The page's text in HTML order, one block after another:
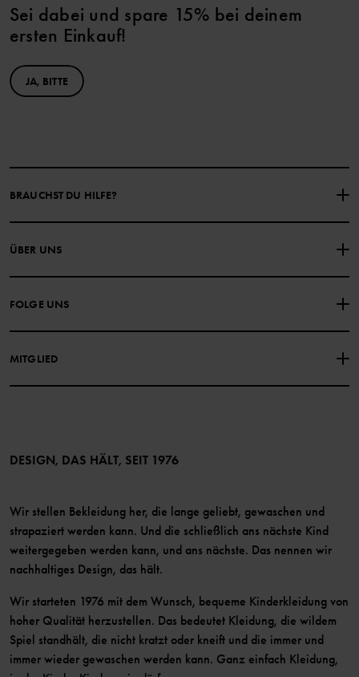
Sei dabei und spare 15% bei deinem
ersten Einkauf!
JA, BITTE
BRAUCHST DU HILFE?
NIMM KONTAKT ZU UNS AUF
HÄUFIG GESTELLTE FRAGEN EINKAUFSBEDINGUNGEN
DATENSCHUTZRICHTLINIE
ÜBER UNS
FOLGE UNS
MITGLIED
Mitglied werden
DESIGN, DAS HÄLT, SEIT 1976
Wir stellen Bekleidung her, die lange geliebt, gewaschen und
strapaziert werden kann. Und die schließlich ans nächste Kind
weitergegeben werden kann, und ans nächste. Das nennen wir
nachhaltiges Design, das hält.
Wir starteten 1976 mit dem Wunsch, bequeme Kinderkleidung von
hoher Qualität herzustellen. Das bedeutet Kleidung, die wildem
Spiel standhält, die nicht kratzt oder kneift und die immer und
immer wieder gewaschen werden kann. Ganz einfach Kleidung,